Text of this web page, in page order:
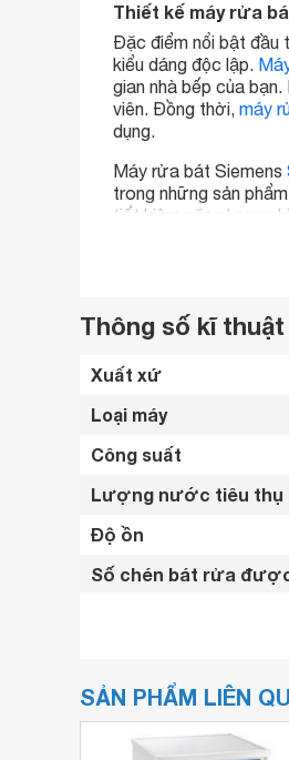
Thiết kế máy rửa
Đặc điểm nổi bật đầu
kiểu dáng độc lập.
gian nhà bếp của
viên. Đồng thời, máy
dụng.
Máy rửa bát Siemens
trong những sản
tiết kiệm năng lượng
Thông số kĩ
Xuất xứ
Loại máy
Công suất
Lượng nước tiêu thụ
Độ ồn
Số chén bát rửa
Bảng điều khiển
Số chương trình hoạt
SẢN PHẨM LIÊN